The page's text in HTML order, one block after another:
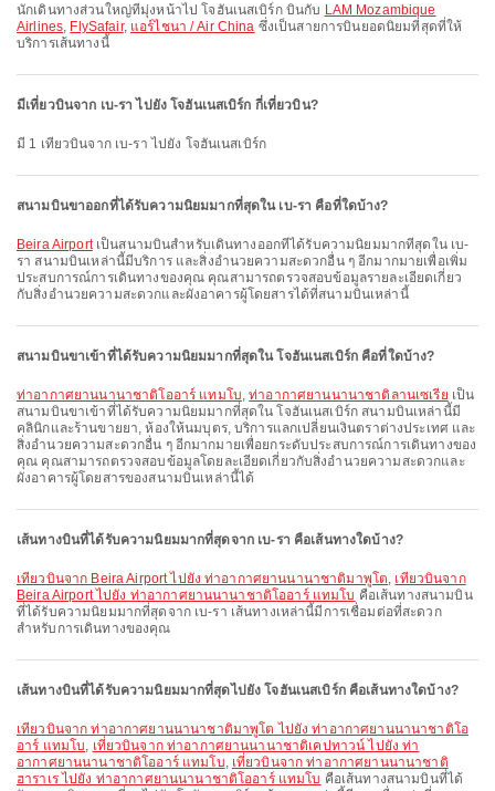
นักเดินทางส่วนใหญ่ที่มุ่งหน้าไป โจฮันเนสเบิร์ก บินกับ LAM Mozambique
Airlines, FlySafair, แอร์ไชนา / Air China ซึ่งเป็นสายการบินยอดนิยมที่สุดที่ให้
บริการเส้นทางนี้
มีเที่ยวบินจาก เบ-รา ไปยัง โจฮันเนสเบิร์ก กี่เที่ยวบิน?
มี 1 เที่ยวบินจาก เบ-รา ไปยัง โจฮันเนสเบิร์ก
สนามบินขาออกที่ได้รับความนิยมมากที่สุดใน เบ-รา คือที่ใดบ้าง?
Beira Airportเป็นสนามบินสำหรับเดินทางออกที่ได้รับความนิยมมากที่สุดใน เบ-
รา สนามบินเหล่านี้มีบริการ และสิ่งอำนวยความสะดวกอื่น ๆ อีกมากมายเพื่อเพิ่ม
ประสบการณ์การเดินทางของคุณ คุณสามารถตรวจสอบข้อมูลรายละเอียดเกี่ยว
กับสิ่งอำนวยความสะดวกและผังอาคารผู้โดยสารได้ที่สนามบินเหล่านี้
สนามบินขาเข้าที่ได้รับความนิยมมากที่สุดใน โจฮันเนสเบิร์ก คือที่ใดบ้าง?
ท่าอากาศยานนานาชาติโออาร์ แทมโบ,ท่าอากาศยานนานาชาติลานเซเรีย เป็น
สนามบินขาเข้าที่ได้รับความนิยมมากที่สุดใน โจฮันเนสเบิร์ก สนามบินเหล่านี้มี
คลินิกและร้านขายยา, ห้องให้นมบุตร, บริการแลกเปลี่ยนเงินตราต่างประเทศ และ
สิ่งอำนวยความสะดวกอื่น ๆ อีกมากมายเพื่อยกระดับประสบการณ์การเดินทางของ
คุณ คุณสามารถตรวจสอบข้อมูลโดยละเอียดเกี่ยวกับสิ่งอำนวยความสะดวกและ
ผังอาคารผู้โดยสารของสนามบินเหล่านี้ได้
เส้นทางบินที่ได้รับความนิยมมากที่สุดจาก เบ-รา คือเส้นทางใดบ้าง?
เที่ยวบินจาก Beira Airport ไปยัง ท่าอากาศยานนานาชาติมาพูโต, เที่ยวบินจาก
Beira Airport ไปยัง ท่าอากาศยานนานาชาติโออาร์ แทมโบ คือเส้นทางสนามบิน
ที่ได้รับความนิยมมากที่สุดจาก เบ-รา เส้นทางเหล่านี้มีการเชื่อมต่อที่สะดวก
สำหรับการเดินทางของคุณ
เส้นทางบินที่ได้รับความนิยมมากที่สุดไปยัง โจฮันเนสเบิร์ก คือเส้นทางใดบ้าง?
เที่ยวบินจาก ท่าอากาศยานนานาชาติมาพูโต ไปยัง ท่าอากาศยานนานาชาติโอ
อาร์ แทมโบ, เที่ยวบินจาก ท่าอากาศยานนานาชาติเคปทาวน์ ไปยัง ท่า
อากาศยานนานาชาติโออาร์ แทมโบ, เที่ยวบินจาก ท่าอากาศยานนานาชาติ
ฮาราเร ไปยัง ท่าอากาศยานนานาชาติโออาร์ แทมโบ คือเส้นทางสนามบินที่ได้